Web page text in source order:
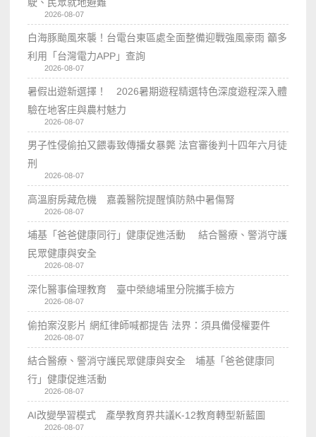
駛、民眾就地避難
2026-08-07
白海豚颱風來襲！台電台東區處全面整備迎戰強風豪雨 籲多
利用「台灣電力APP」查詢
2026-08-07
暑假出遊新選擇！ 2026暑期遊程精選特色深度遊程深入體
驗在地客庄與農村魅力
2026-08-07
男子性侵偷拍又餵毒致傳播女暴斃 法官審後判十四年六月徒
刑
2026-08-07
高溫廚房藏危機 嘉義醫院提醒慎防熱中暑傷腎
2026-08-07
埔基「爸爸健康同行」健康促進活動 結合醫療、警消守護
民眾健康與安全
2026-08-07
深化醫事倫理教育 臺中榮總埔里分院攜手檢方
2026-08-07
偷拍案沒影片 網紅律師喊都提告 法界：須具備侵權要件
2026-08-07
結合醫療、警消守護民眾健康與安全 埔基「爸爸健康同
行」健康促進活動
2026-08-07
AI改變學習模式 產學教育界共議K-12教育轉型新藍圖
2026-08-07